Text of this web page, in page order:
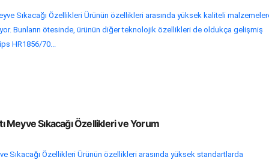
Sıkacağı Özellikleri Ürünün özellikleri arasında yüksek kaliteli
Bunların ötesinde, ürünün diğer teknolojik özellikleri de oldukça gelişmiş
HR1856/70...
Meyve Sıkacağı Özellikleri ve Yorum
Sıkacağı Özellikleri Ürünün özellikleri arasında yüksek standartlarda